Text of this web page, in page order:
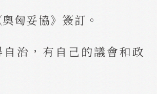
匈妥協》簽訂。
治，有自己的議會和政